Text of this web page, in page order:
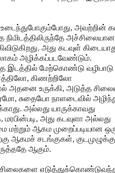
அவற்றின்
அது கடவுள்
அழிக்கப்படவேண்டும்.
இடத்தில் மேற்கொண்டு வழிபாடு
கிணற்றிலோ
அதனை உருக்கி, அடுத்த
சுதையோ நாளடைவில்
அல்லது யாருக்காவது
அது கடவுளா அல்லது
ஆகம முறைப்படியான
ஆகமச் சடங்குகள், குடமுழுக்கு
ஆகும்.